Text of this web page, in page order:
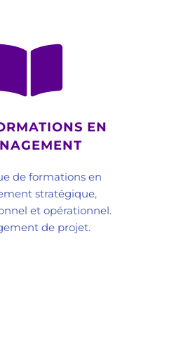
EN
de formations en
stratégique,
et opérationnel.
de projet.